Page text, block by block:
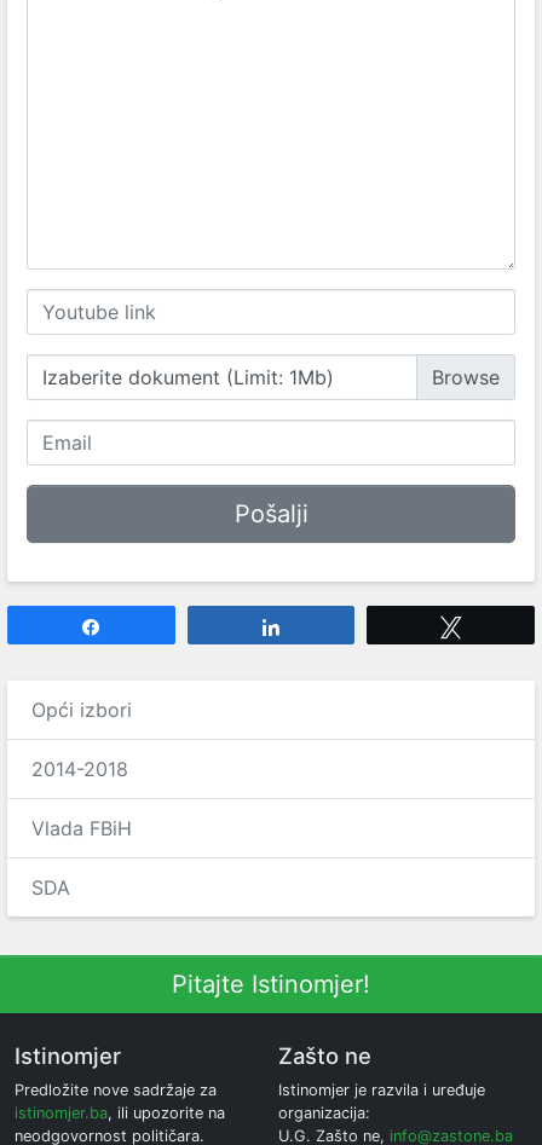
Izaberite dokument (Limit: 1Mb)
Opći izbori
2014-2018
Vlada FBiH
SDA
Pitajte Istinomjer!
Istinomjer
Predložite nove sadržaje za
istinomjer.ba, ili upozorite na
neodgovornost političara.
Zašto ne
Istinomjer je razvila i uređuje
organizacija:
U.G. Zašto ne, info@zastone.ba